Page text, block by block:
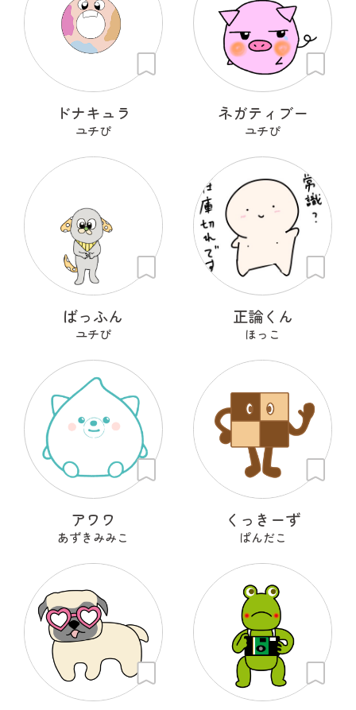
ドナキュラ
ユチぴ
ネガティブー
ユチぴ
ばっふん
ユチぴ
正論くん
ほっこ
アワワ
あずきみみこ
くっきーず
ぱんだこ